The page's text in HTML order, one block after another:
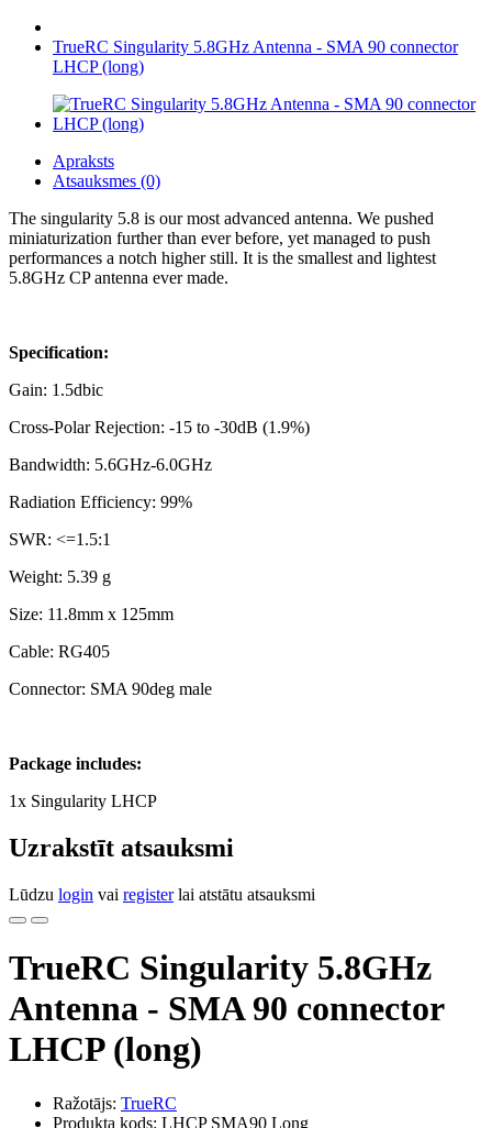
TrueRC Singularity 5.8GHz Antenna - SMA 90 connector
LHCP (long)
Apraksts
Atsauksmes (0)
The singularity 5.8 is our most advanced antenna. We pushed
miniaturization further than ever before, yet managed to push
performances a notch higher still. It is the smallest and lightest
5.8GHz CP antenna ever made.
Specification:
Gain: 1.5dbic
Cross-Polar Rejection: -15 to -30dB (1.9%)
Bandwidth: 5.6GHz-6.0GHz
Radiation Efficiency: 99%
SWR: <=1.5:1
Weight: 5.39 g
Size: 11.8mm x 125mm
Cable: RG405
Connector: SMA 90deg male
Package includes:
1x Singularity LHCP
Uzrakstīt atsauksmi
Lūdzu login vai registerlai atstātu atsauksmi
TrueRC Singularity 5.8GHz
Antenna - SMA 90 connector
LHCP (long)
Ražotājs: TrueRC
Produkta kods: LHCP SMA90 Long